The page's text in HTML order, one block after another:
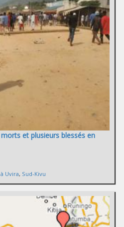
et plusieurs blessés en
Uvira, Sud-Kivu